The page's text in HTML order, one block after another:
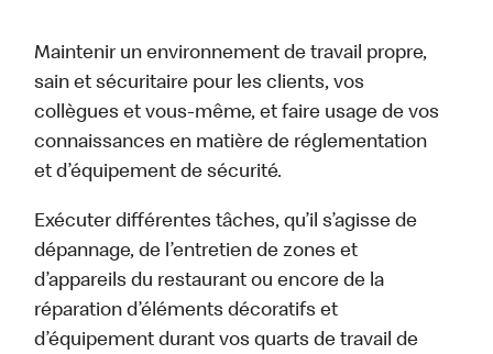
Maintenir un environnement de travail propre,
sain et sécuritaire pour les clients, vos
collègues et vous-même, et faire usage de vos
connaissances en matière de réglementation
et d’équipement de sécurité.
Exécuter différentes tâches, qu’il s’agisse de
dépannage, de l’entretien de zones et
d’appareils du restaurant ou encore de la
réparation d’éléments décoratifs et
d’équipement durant vos quarts de travail de